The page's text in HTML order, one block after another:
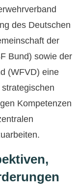
des Deutschen
der
Bund) sowie der
(WFVD) eine
Kompetenzen